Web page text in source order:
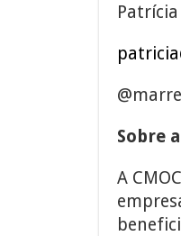
Sobre
A